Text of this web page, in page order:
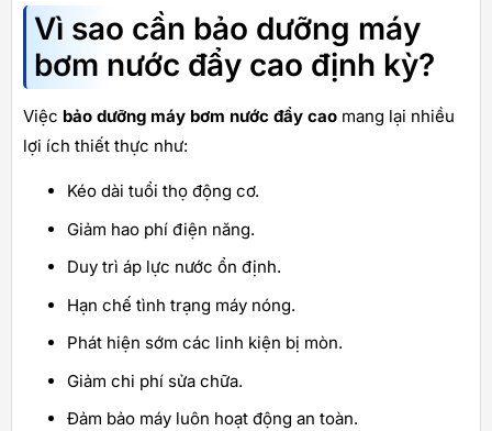
Vì sao cần bảo dưỡng máy
bơm nước đẩy cao định kỳ?
Việc bảo dưỡng máy bơm nước đẩy cao mang lại nhiều
lợi ích thiết thực như:
Kéo dài tuổi thọ động cơ.
Giảm hao phí điện năng.
Duy trì áp lực nước ổn định.
Hạn chế tình trạng máy nóng.
Phát hiện sớm các linh kiện bị mòn.
Giảm chi phí sửa chữa.
Đảm bảo máy luôn hoạt động an toàn.